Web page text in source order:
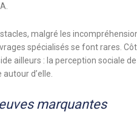
malgré les
spécialisés se font rares.
ailleurs : la perception
d’elle.
marquantes